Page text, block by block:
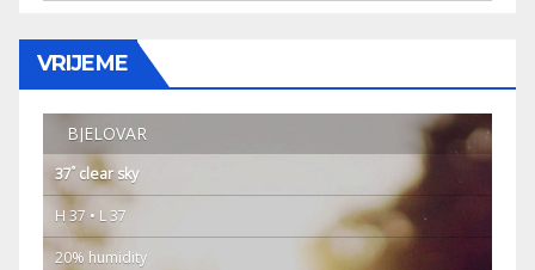
VRIJEME
BJELOVAR
37° clear sky
H 37 • L 37
20% humidity